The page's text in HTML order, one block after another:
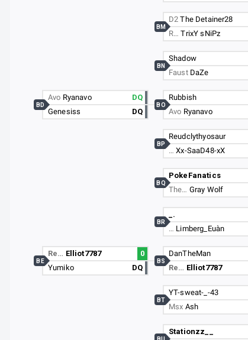
Avo Ryanavo
DQ
Genesiss
DQ
BD
Re… Elliot7787
0
Yumiko
DQ
BE
D2The Detainer28
R…TrixY sNiPz
BM
Shadow
Faust DaZe
BN
Rubbish
Avo Ryanavo
BO
Reudclythyosaur
…Xx-SaaD48-xX
BP
PokeFanatics
The… Gray Wolf
BQ
_.
… Limberg_Euàn
BR
DanTheMan
Re… Elliot7787
BS
YT-sweat-_-43
Msx Ash
BT
Stationzz__